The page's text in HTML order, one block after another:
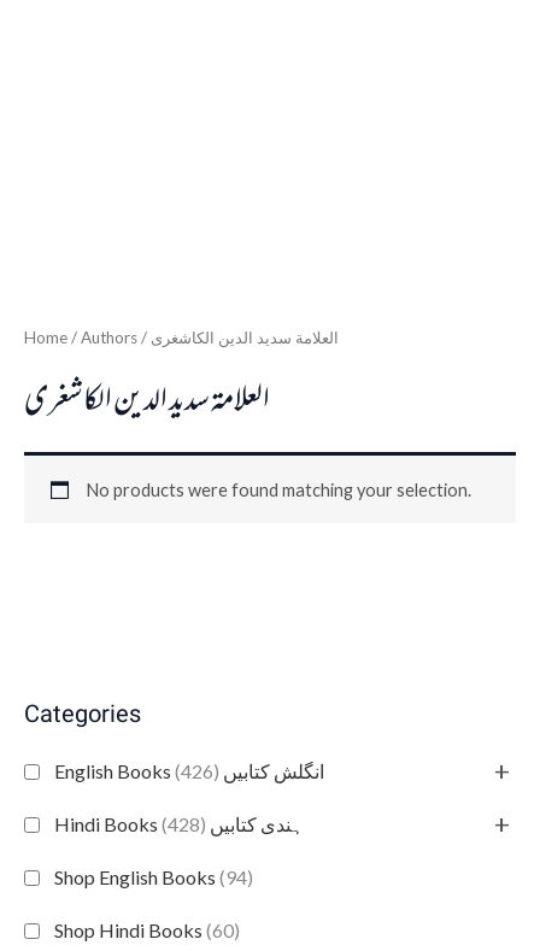
Categories
English Books انگلش کتابیں (426) +
Hindi Books ہندی کتابیں (428) +
Shop English Books (94)
Shop Hindi Books (60)
Home / Authors / العلامة سديد الدين الكاشغرى
العلامة سديد الدين الكاشغرى
No products were found matching your selection.